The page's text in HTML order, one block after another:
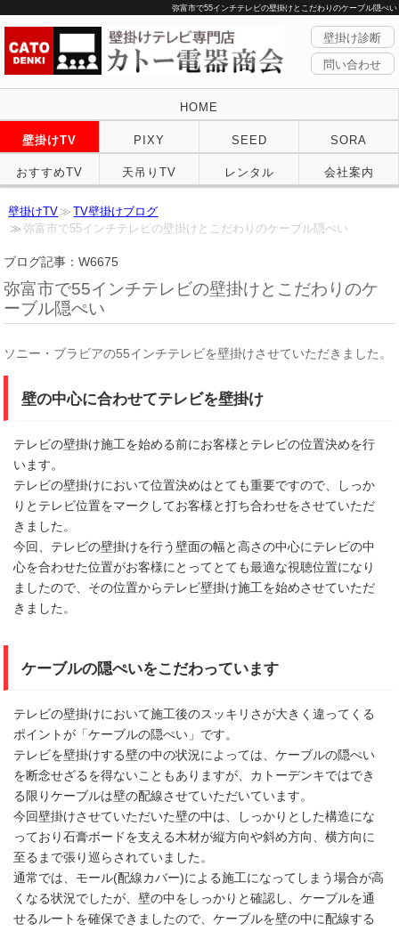
弥富市で55インチテレビの壁掛けとこだわりのケーブル隠ぺい
壁掛け診断
問い合わせ
HOME
壁掛けTV PIXY SEED SORA
おすすめTV 天吊りTV レンタル 会社案内
壁掛けTV
TV壁掛けブログ
弥富市で55インチテレビの壁掛けとこだわりのケーブル隠ぺい
ブログ記事：W6675
弥富市で55インチテレビの壁掛けとこだわりのケ
ーブル隠ぺい
ソニー・ブラビアの55インチテレビを壁掛けさせていただきました。
壁の中心に合わせてテレビを壁掛け
テレビの壁掛け施工を始める前にお客様とテレビの位置決めを行
います。
テレビの壁掛けにおいて位置決めはとても重要ですので、しっか
りとテレビ位置をマークしてお客様と打ち合わせをさせていただ
きました。
今回、テレビの壁掛けを行う壁面の幅と高さの中心にテレビの中
心を合わせた位置がお客様にとってとても最適な視聴位置になり
ましたので、その位置からテレビ壁掛け施工を始めさせていただ
きました。
ケーブルの隠ぺいをこだわっています
テレビの壁掛けにおいて施工後のスッキリさが大きく違ってくる
ポイントが「ケーブルの隠ぺい」です。
テレビを壁掛けする壁の中の状況によっては、ケーブルの隠ぺい
を断念せざるを得ないこともありますが、カトーデンキではでき
る限りケーブルは壁の配線させていただいています。
今回壁掛けさせていただいた壁の中は、しっかりとした構造にな
っており石膏ボードを支える木材が縦方向や斜め方向、横方向に
至るまで張り巡らされていました。
通常では、モール(配線カバー)による施工になってしまう場合が高
くなる状況でしたが、壁の中をしっかりと確認し、ケーブルを通
せるルートを確保できましたので、ケーブルを壁の中に配線する